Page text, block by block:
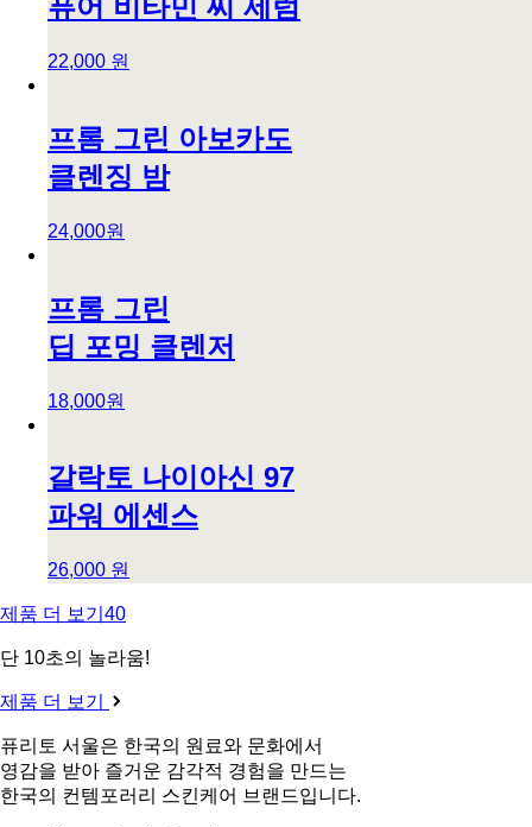
퓨어 비타민 씨 세럼
22,000 원
프롬 그린 아보카도
클렌징 밤
24,000원
프롬 그린
딥 포밍 클렌저
18,000원
갈락토 나이아신 97
파워 에센스
26,000 원
제품 더 보기 40
단 10초의 놀라움!
제품 더 보기
퓨리토 서울은 한국의 원료와 문화에서
영감을 받아 즐거운 감각적 경험을 만드는
한국의 컨템포러리 스킨케어 브랜드입니다.